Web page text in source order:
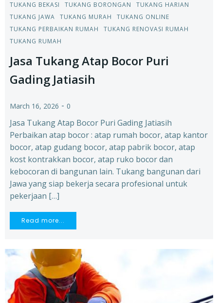
TUKANG BEKASI
TUKANG BORONGAN
TUKANG HARIAN
TUKANG JAWA
TUKANG MURAH
TUKANG ONLINE
TUKANG PERBAIKAN RUMAH
TUKANG RENOVASI RUMAH
TUKANG RUMAH
Jasa Tukang Atap Bocor Puri
Gading Jatiasih
March 16, 2026 - 0
Jasa Tukang Atap Bocor Puri Gading Jatiasih
Perbaikan atap bocor : atap rumah bocor, atap kantor
bocor, atap gudang bocor, atap pabrik bocor, atap
kost kontrakkan bocor, atap ruko bocor dan
kebocoran di bangunan lain. Tukang bangunan dari
Jawa yang siap bekerja secara profesional untuk
pekerjaan […]
Read more...